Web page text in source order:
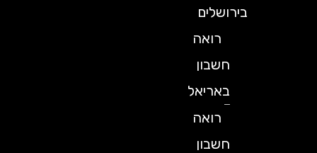
בירושלים
רואה
חשבון
באריאל
רואה
חשבון